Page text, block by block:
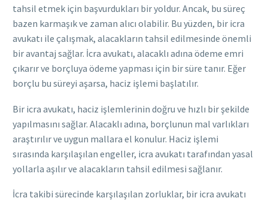
tahsil etmek için başvurdukları bir yoldur. Ancak, bu süreç
bazen karmaşık ve zaman alıcı olabilir. Bu yüzden, bir icra
avukatı ile çalışmak, alacakların tahsil edilmesinde önemli
bir avantaj sağlar. İcra avukatı, alacaklı adına ödeme emri
çıkarır ve borçluya ödeme yapması için bir süre tanır. Eğer
borçlu bu süreyi aşarsa, haciz işlemi başlatılır.
Bir icra avukatı, haciz işlemlerinin doğru ve hızlı bir şekilde
yapılmasını sağlar. Alacaklı adına, borçlunun mal varlıkları
araştırılır ve uygun mallara el konulur. Haciz işlemi
sırasında karşılaşılan engeller, icra avukatı tarafından yasal
yollarla aşılır ve alacakların tahsil edilmesi sağlanır.
İcra takibi sürecinde karşılaşılan zorluklar, bir icra avukatı